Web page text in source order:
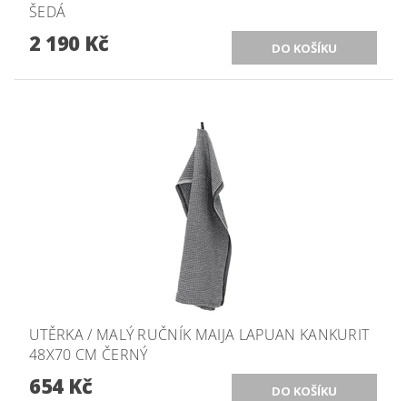
ŠEDÁ
2 190 Kč
UTĚRKA / MALÝ RUČNÍK MAIJA LAPUAN KANKURIT
48X70 CM ČERNÝ
654 Kč